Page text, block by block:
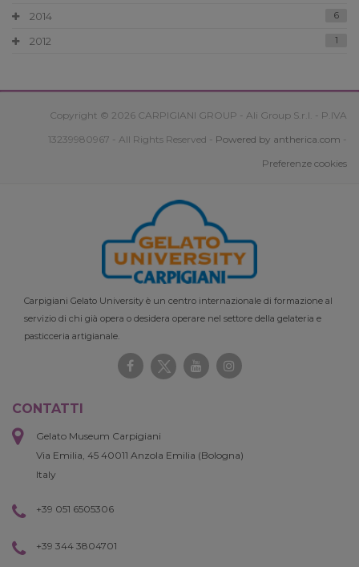
2014 6
2012 1
Copyright © 2026 CARPIGIANI GROUP - Ali Group S.r.l. - P.IVA
13239980967 - All Rights Reserved - Powered by antherica.com -
Preferenze cookies
Carpigiani Gelato University è un centro internazionale di formazione al
servizio di chi già opera o desidera operare nel settore della gelateria e
pasticceria artigianale.
CONTATTI
Gelato Museum Carpigiani
Via Emilia, 45 40011 Anzola Emilia (Bologna)
Italy
+39 051 6505306
+39 344 3804701